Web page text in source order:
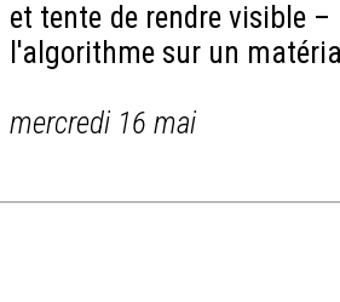
et tente de rendre visible
l'algorithme sur un
mercredi 16 mai